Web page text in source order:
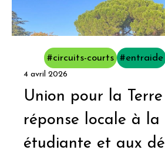
#circuits-courts #entraide
4 avril 2026
Union pour la
réponse locale à la
étudiante et aux